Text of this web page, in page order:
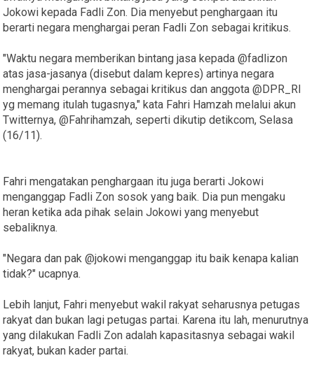
Jokowi kepada Fadli Zon. Dia menyebut penghargaan itu
berarti negara menghargai peran Fadli Zon sebagai kritikus.
"Waktu negara memberikan bintang jasa kepada @fadlizon
atas jasa-jasanya (disebut dalam kepres) artinya negara
menghargai perannya sebagai kritikus dan anggota @DPR_RI
yg memang itulah tugasnya," kata Fahri Hamzah melalui akun
Twitternya, @Fahrihamzah, seperti dikutip detikcom, Selasa
(16/11).
Fahri mengatakan penghargaan itu juga berarti Jokowi
menganggap Fadli Zon sosok yang baik. Dia pun mengaku
heran ketika ada pihak selain Jokowi yang menyebut
sebaliknya.
"Negara dan pak @jokowi menganggap itu baik kenapa kalian
tidak?" ucapnya.
Lebih lanjut, Fahri menyebut wakil rakyat seharusnya petugas
rakyat dan bukan lagi petugas partai. Karena itu lah, menurutnya
yang dilakukan Fadli Zon adalah kapasitasnya sebagai wakil
rakyat, bukan kader partai.